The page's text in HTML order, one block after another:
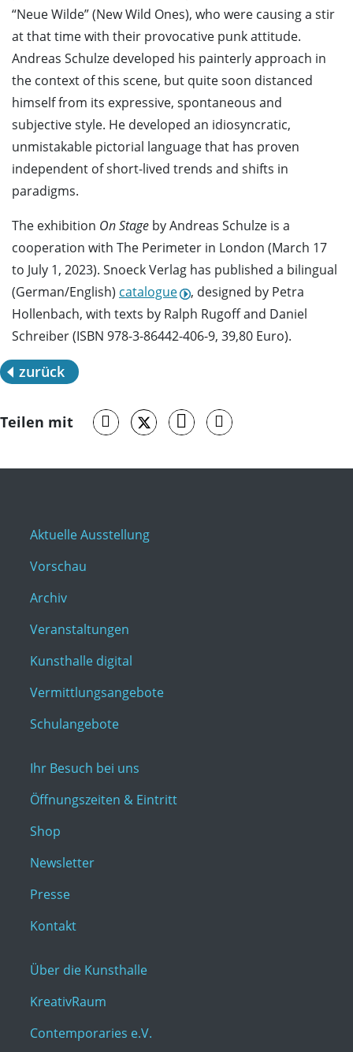
“Neue Wilde” (New Wild Ones), who were causing a stir
at that time with their provocative punk attitude.
Andreas Schulze developed his painterly approach in
the context of this scene, but quite soon distanced
himself from its expressive, spontaneous and
subjective style. He developed an idiosyncratic,
unmistakable pictorial language that has proven
independent of short-lived trends and shifts in
paradigms.
The exhibition On Stage by Andreas Schulze is a
cooperation with The Perimeter in London (March 17
to July 1, 2023). Snoeck Verlag has published a bilingual
(German/English) catalogue
, designed by Petra
Hollenbach, with texts by Ralph Rugoff and Daniel
Schreiber (ISBN 978-3-86442-406-9, 39,80 Euro).
zurück
Teilen mit
Aktuelle Ausstellung
Vorschau
Archiv
Veranstaltungen
Kunsthalle digital
Vermittlungsangebote
Schulangebote
Ihr Besuch bei uns
Öffnungszeiten & Eintritt
Shop
Newsletter
Presse
Kontakt
Über die Kunsthalle
KreativRaum
Contemporaries e.V.